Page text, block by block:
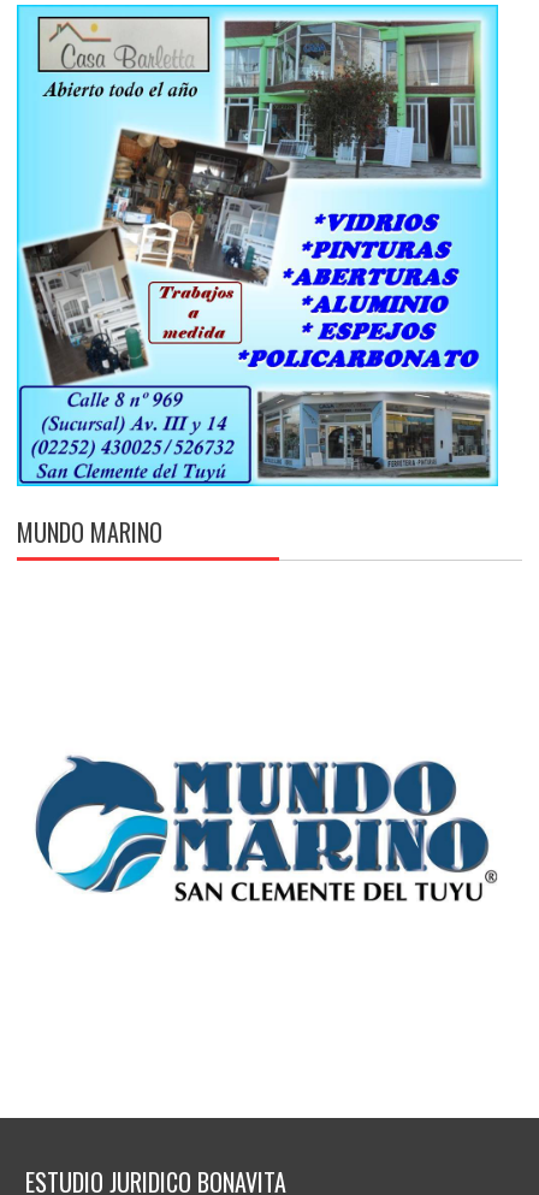
MUNDO MARINO
ESTUDIO JURIDICO BONAVITA